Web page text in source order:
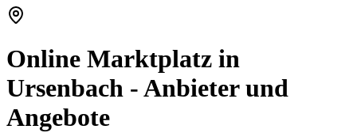
Online Marktplatz in
Ursenbach - Anbieter und
Angebote